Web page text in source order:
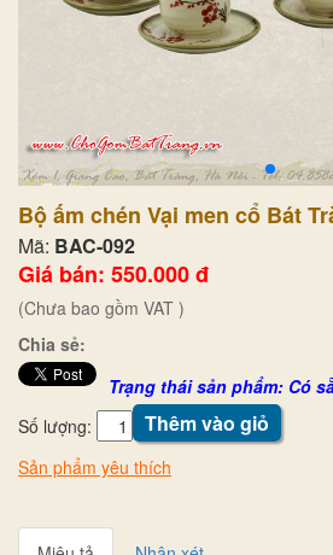
Bộ ấm chén Vại men cổ Bát
Mã: BAC-092
Giá bán: 550.000 đ
(Chưa bao gồm VAT )
Chia sẻ:
Trạng thái sản phẩm: Có
Số lượng:
Thêm vào giỏ
Sản phẩm yêu thích